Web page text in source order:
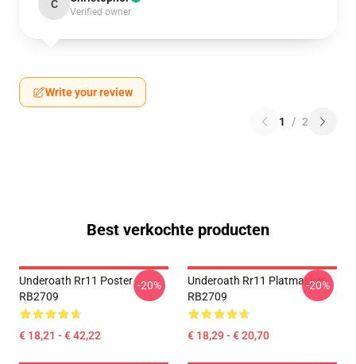
C
Verified owner
Write your review
1 / 2
Best verkochte producten
Underoath Rr11 Poster
RB2709
€ 18,21 - € 42,22
-20%
Underoath Rr11 Platmasker
RB2709
€ 18,29 - € 20,70
-20%